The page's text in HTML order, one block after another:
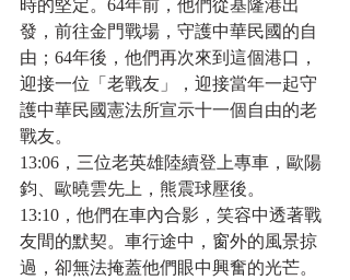
時的堅定。64年前，他們從基隆港出
發，前往金門戰場，守護中華民國的自
由；64年後，他們再次來到這個港口，
迎接一位「老戰友」，迎接當年一起守
護中華民國憲法所宣示十一個自由的老
戰友。
13:06，三位老英雄陸續登上專車，歐陽
鈞、歐曉雲先上，熊震球壓後。
13:10，他們在車內合影，笑容中透著戰
友間的默契。車行途中，窗外的風景掠
過，卻無法掩蓋他們眼中興奮的光芒。